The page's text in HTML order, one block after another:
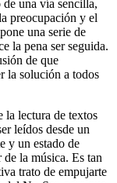
una vía sencilla,
preocupación y el
una serie de
la pena ser seguida.
de que
la solución a todos
la lectura de textos
leídos desde un
y un estado de
la música. Es tan
trato de empujarte